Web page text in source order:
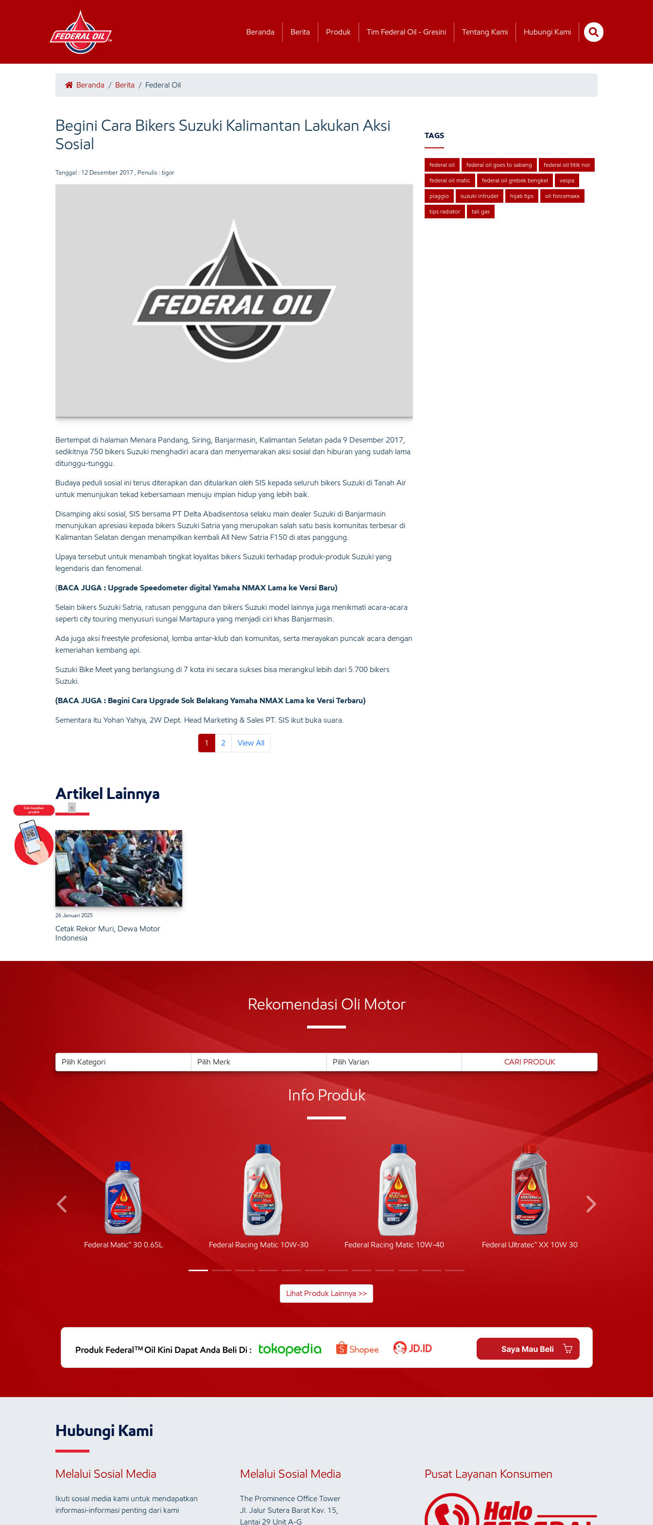
Beranda Berita Produk Tim Federal Oil - Gresini Tentang Kami Hubungi Kami
Beranda / Berita / Federal Oil
Begini Cara Bikers Suzuki Kalimantan Lakukan Aksi
Sosial
Tanggal : 12 Desember 2017 , Penulis : tigor
Bertempat di halaman Menara Pandang, Siring, Banjarmasin, Kalimantan Selatan pada 9 Desember 2017,
sedikitnya 750 bikers Suzuki menghadiri acara dan menyemarakan aksi sosial dan hiburan yang sudah lama
ditunggu-tunggu.
Budaya peduli sosial ini terus diterapkan dan ditularkan oleh SIS kepada seluruh bikers Suzuki di Tanah Air
untuk menunjukan tekad kebersamaan menuju impian hidup yang lebih baik.
Disamping aksi sosial, SIS bersama PT Delta Abadisentosa selaku main dealer Suzuki di Banjarmasin
menunjukan apresiasi kepada bikers Suzuki Satria yang merupakan salah satu basis komunitas terbesar di
Kalimantan Selatan dengan menampilkan kembali All New Satria F150 di atas panggung.
Upaya tersebut untuk menambah tingkat loyalitas bikers Suzuki terhadap produk-produk Suzuki yang
legendaris dan fenomenal.
(BACA JUGA : Upgrade Speedometer digital Yamaha NMAX Lama ke Versi Baru)
Selain bikers Suzuki Satria, ratusan pengguna dan bikers Suzuki model lainnya juga menikmati acara-acara
seperti city touring menyusuri sungai Martapura yang menjadi ciri khas Banjarmasin.
Ada juga aksi freestyle profesional, lomba antar-klub dan komunitas, serta merayakan puncak acara dengan
kemeriahan kembang api.
Suzuki Bike Meet yang berlangsung di 7 kota ini secara sukses bisa merangkul lebih dari 5.700 bikers
Suzuki.
(BACA JUGA : Begini Cara Upgrade Sok Belakang Yamaha NMAX Lama ke Versi Terbaru)
Sementara itu Yohan Yahya, 2W Dept. Head Marketing & Sales PT. SIS ikut buka suara.
1 2 View All
TAGS
federal oil federal oil goes to sabang federal oil titik nol
federal oil matic federal oil grebek bengkel vespa
piaggio suzuki intruder hijab tips oli forcemaxx
tips radiator tali gas
Artikel Lainnya
26 Januari 2025
Cetak Rekor Muri, Dewa Motor
Indonesia
Rekomendasi Oli Motor
Info Produk
Federal Matic™ 30 0.65L Federal Racing Matic 10W-30 Federal Racing Matic 10W-40 Federal Ultratec™ XX 10W 30
Lihat Produk Lainnya >>
Hubungi Kami
Melalui Sosial Media
Ikuti sosial media kami untuk mendapatkan
informasi-informasi penting dari kami
Melalui Sosial Media
The Prominence Office Tower
Jl. Jalur Sutera Barat Kav. 15,
Lantai 29 Unit A-G
Pusat Layanan Konsumen
x